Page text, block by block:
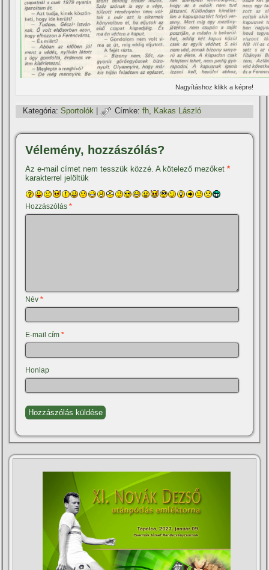
Nagyí­táshoz klikk a képre!
Kategória: Sportolók | Címke: fh, Kakas László
Vélemény, hozzászólás?
Az e-mail címet nem tesszük közzé. A kötelező mezőket*
karakterrel jelöltük
Hozzászólás*
Név*
E-mail cím*
Honlap